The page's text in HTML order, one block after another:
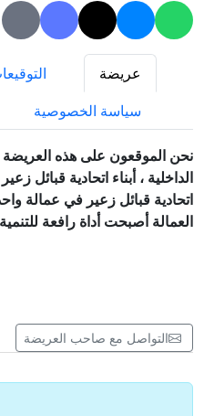
عريضة
سياسة الخصوصية
نحن الموقعون على هذه العريضة
الداخلية ، أبناء اتحادية قبائل
اتحادية قبائل زعير في عمالة
العمالة أصبحت أداة رافعة
التواصل مع صاحب العريضة